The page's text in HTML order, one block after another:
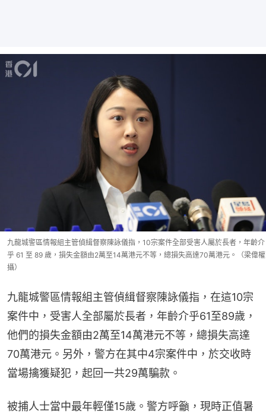
九龍城警區情報組主管偵緝督察陳詠儀指，10宗案件全部受害人屬於長者，年齡介
乎 61 至 89 歲，損失金額由2萬至14萬港元不等，總損失高達70萬港元。（梁偉權
攝）
九龍城警區情報組主管偵緝督察陳詠儀指，在這10宗
案件中，受害人全部屬於長者，年齡介乎61至89歲，
他們的損失金額由2萬至14萬港元不等，總損失高達
70萬港元。另外，警方在其中4宗案件中，於交收時
當場擒獲疑犯，起回一共29萬騙款。
被捕人士當中最年輕僅15歲。警方呼籲，現時正值暑